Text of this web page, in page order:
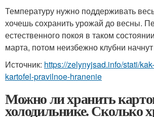
Температуру нужно поддерживать
хочешь сохранить урожай до весны.
естественного покоя в таком
марта, потом неизбежно клубни
Источник: https://zelynyjsad.info/stati/
kartofel-pravilnoe-hranenie
Можно ли хранить
холодильнике. Сколько